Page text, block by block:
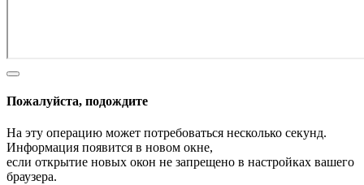
Пожалуйста, подождите
На эту операцию может потребоваться несколько секунд.
Информация появится в новом окне,
если открытие новых окон не запрещено в настройках вашего
браузера.